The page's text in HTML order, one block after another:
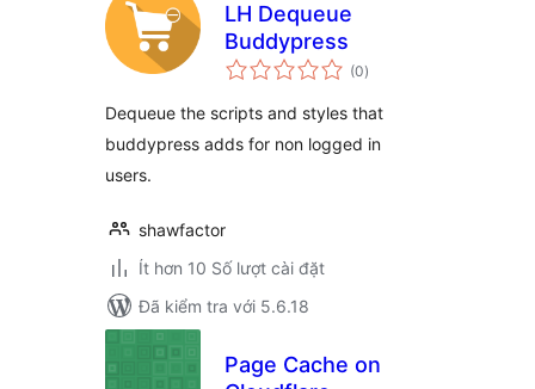
LH Dequeue
Buddypress
(0tổng
đánh
)
Dequeue the scripts and styles that
buddypress adds for non logged in
users.
shawfactor
Ít hơn 10 Số lượt cài đặt
Đã kiểm tra với 5.6.18
Page Cache on